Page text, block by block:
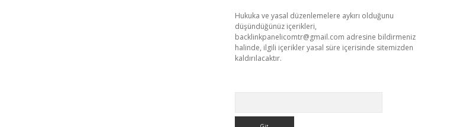
Hukuka ve yasal düzenlemelere aykırı olduğunu
düşündüğünüz içerikleri,
backlinkpanelicomtr@gmail.com adresine bildirmeniz
halinde, ilgili içerikler yasal süre içerisinde sitemizden
kaldırılacaktır.